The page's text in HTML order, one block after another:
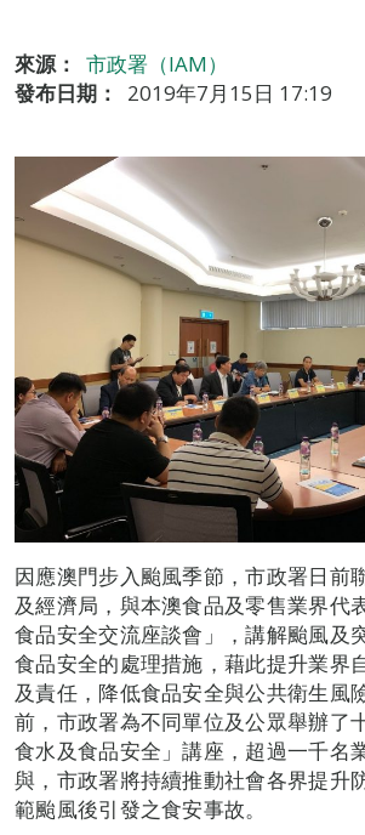
來源：
市政署（IAM）
發布日期：
2019年7月15日 17:19
因應澳門步入颱風季節，市政署日前
及經濟局，與本澳食品及零售業界代
食品安全交流座談會」，講解颱風及
食品安全的處理措施，藉此提升業界
及責任，降低食品安全與公共衛生風
前，市政署為不同單位及公眾舉辦了
食水及食品安全」講座，超過一千名
與，市政署將持續推動社會各界提升
範颱風後引發之食安事故。